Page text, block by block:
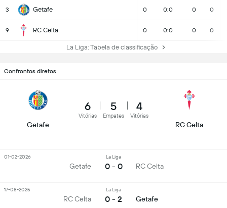
3 Getafe 0 0:0 0 0
9 RC Celta 0 0:0 0 0
La Liga: Tabela de classificação
Confrontos diretos
Getafe
6
Vitórias
5
Empates
4
Vitórias
RC Celta
Getafe
La Liga
0 - 0 RC Celta
01-02-2026
RC Celta
La Liga
0 - 2 Getafe
17-08-2025